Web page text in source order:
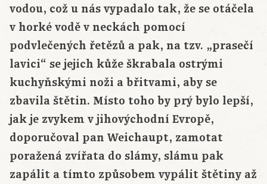
vodou, což u nás vypadalo tak, že se otáčela
v horké vodě v neckách pomocí
podvlečených řetězů a pak, na tzv. „prasečí
lavici“ se jejich kůže škrabala ostrými
kuchyňskými noži a břitvami, aby se
zbavila štětin. Místo toho by prý bylo lepší,
jak je zvykem v jihovýchodní Evropě,
doporučoval pan Weichaupt, zamotat
poražená zvířata do slámy, slámu pak
zapálit a tímto způsobem vypálit štětiny až